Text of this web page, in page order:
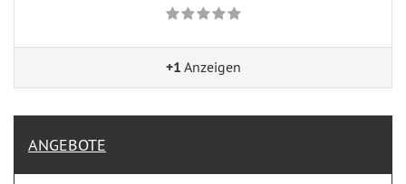
+1 Anzeigen
ANGEBOTE